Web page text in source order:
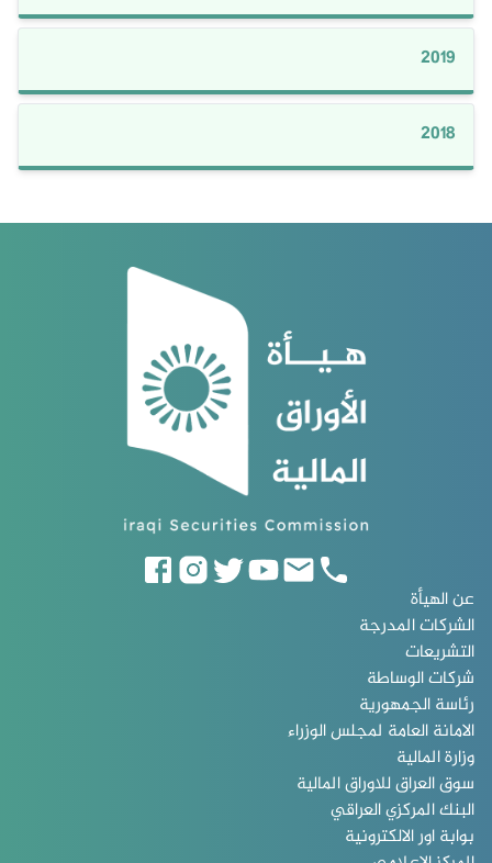
2019
2018
عن الهيأة
الشركات المدرجة
التشريعات
شركات الوساطة
رئاسة الجمهورية
الامانة العامة لمجلس الوزراء
وزارة المالية
سوق العراق للاوراق المالية
البنك المركزي العراقي
بوابة اور الالكترونية